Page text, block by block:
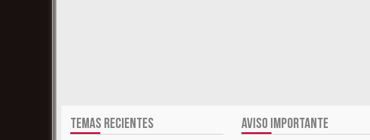
TEMAS RECIENTES AVISO IMPORTANTE